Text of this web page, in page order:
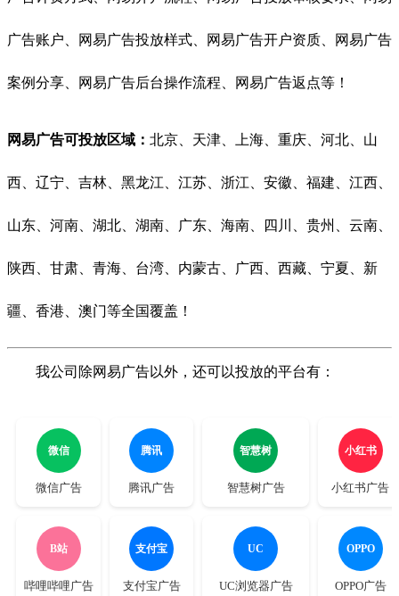
广告账户、网易广告投放样式、网易广告开户资质、网易广告
案例分享、网易广告后台操作流程、网易广告返点等！
网易广告可投放区域： 北京、天津、上海、重庆、河北、山
西、辽宁、吉林、黑龙江、江苏、浙江、安徽、福建、江西、
山东、河南、湖北、湖南、广东、海南、四川、贵州、云南、
陕西、甘肃、青海、台湾、内蒙古、广西、西藏、宁夏、新
疆、香港、澳门等全国覆盖！
我公司除网易广告以外，还可以投放的平台有：
微信
微信广告
腾讯
腾讯广告
智慧树
智慧树广告
小红书
小红书广告
B站
哔哩哔哩广告
支付宝
支付宝广告
UC
UC浏览器广告
OPPO
OPPO广告